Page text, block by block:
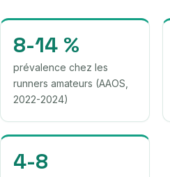
8-14 %
prévalence chez les
runners amateurs (AAOS,
2022-2024)
4-8